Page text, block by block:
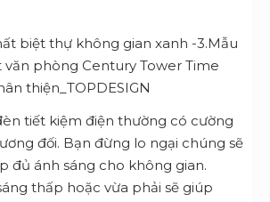
tiết kiệm điện thường có cường
đối. Bạn đừng lo ngại chúng sẽ
đủ ánh sáng cho không gian.
thấp hoặc vừa phải sẽ giúp